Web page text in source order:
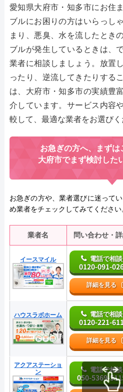
愛知県大府市・知多市にお住
ブルにお困りの方はいらっし
まり、悪臭、水を流したとき
ブルが発生しているときは、
業者に相談しましょう。放置
ったり、逆流してきたりする
は、大府市・知多市の実績豊
介しています。サービス内容
較して、最適な業者をお選びく
お急ぎの方へ、まずは
大府市でまず検討した
お急ぎの方や、業者選びに迷って
め業者をチェックしてみてください
業者名 問い合わせ・
イースマイル 電話で相談
0120-091-
詳細を見る
ハウスラボホーム 電話で相談
0120-221-
詳細を見る
アクアステーショ
ン
電話で相談
050-5369-